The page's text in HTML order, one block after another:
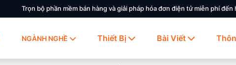
Trọn bộ phần mềm bán hàng và giải pháp hóa đơn điện tử miễn phí đến
NGÀNH NGHỀ Thiết Bị Bài Viết